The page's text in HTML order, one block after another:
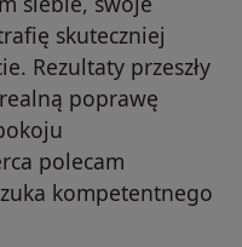
skuteczniej
Rezultaty przeszły
poprawę
polecam
kompetentnego